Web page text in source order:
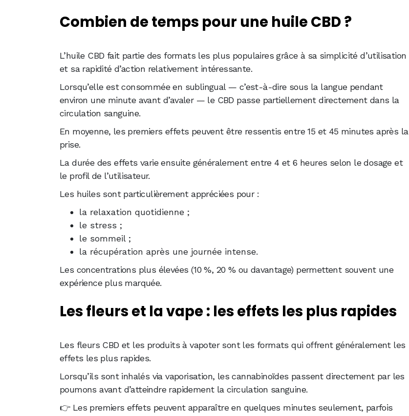
Combien de temps pour une huile CBD ?
L’huile CBD fait partie des formats les plus populaires grâce à sa simplicité d’utilisation
et sa rapidité d’action relativement intéressante.
Lorsqu’elle est consommée en sublingual — c’est-à-dire sous la langue pendant
environ une minute avant d’avaler — le CBD passe partiellement directement dans la
circulation sanguine.
En moyenne, les premiers effets peuvent être ressentis entre 15 et 45 minutes après la
prise.
La durée des effets varie ensuite généralement entre 4 et 6 heures selon le dosage et
le profil de l’utilisateur.
Les huiles sont particulièrement appréciées pour :
la relaxation quotidienne ;
le stress ;
le sommeil ;
la récupération après une journée intense.
Les concentrations plus élevées (10 %, 20 % ou davantage) permettent souvent une
expérience plus marquée.
Les fleurs et la vape : les effets les plus rapides
Les fleurs CBD et les produits à vapoter sont les formats qui offrent généralement les
effets les plus rapides.
Lorsqu’ils sont inhalés via vaporisation, les cannabinoïdes passent directement par les
poumons avant d’atteindre rapidement la circulation sanguine.
👉 Les premiers effets peuvent apparaître en quelques minutes seulement, parfois